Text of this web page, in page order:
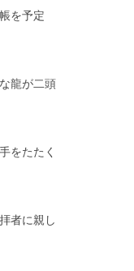
を予定
龍が二頭
をたたく
者に親し